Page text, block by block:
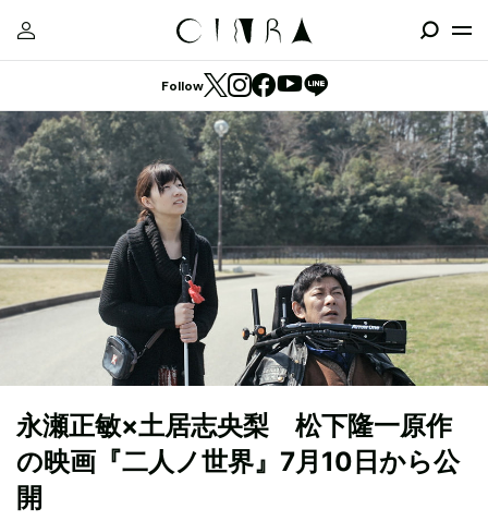
Follow
永瀬正敏×土居志央梨 松下隆一原作
の映画『二人ノ世界』7月10日から公
開